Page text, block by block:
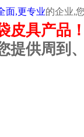
面,更专业的企业,
皮具产品
提供周到